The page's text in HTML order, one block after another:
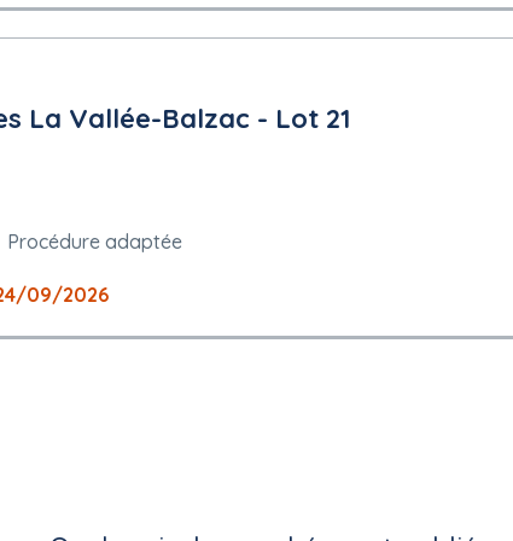
autorisée
La Vallée-Balzac - Lot 21
Procédure adaptée
09/2026